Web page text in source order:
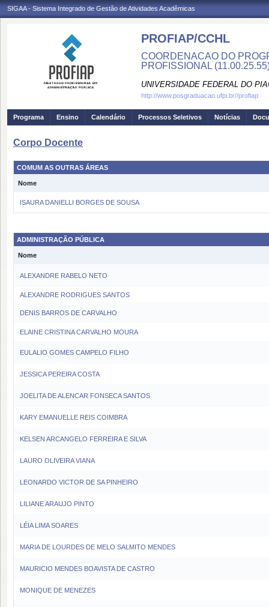
SIGAA - Sistema Integrado de Gestão de Atividades Acadêmicas
PROFIAP/CCHL
COORDENACAO DO
PROFISSIONAL
UNIVERSIDADE FEDERAL DO
http://www.posgraduacao.ufpi.br//profiap
Programa Ensino Calendário Processos Seletivos Notícias
Corpo Docente
COMUM AS OUTRAS ÁREAS
Nome
ISAURA DANIELLI BORGES DE SOUSA
ADMINISTRAÇÃO PÚBLICA
Nome
ALEXANDRE RABELO NETO
ALEXANDRE RODRIGUES SANTOS
DENIS BARROS DE CARVALHO
ELAINE CRISTINA CARVALHO MOURA
EULALIO GOMES CAMPELO FILHO
JESSICA PEREIRA COSTA
JOELITA DE ALENCAR FONSECA SANTOS
KARY EMANUELLE REIS COIMBRA
KELSEN ARCANGELO FERREIRA E SILVA
LAURO OLIVEIRA VIANA
LEONARDO VICTOR DE SA PINHEIRO
LILIANE ARAUJO PINTO
LÉIA LIMA SOARES
MARIA DE LOURDES DE MELO SALMITO MENDES
MAURICIO MENDES BOAVISTA DE CASTRO
MONIQUE DE MENEZES